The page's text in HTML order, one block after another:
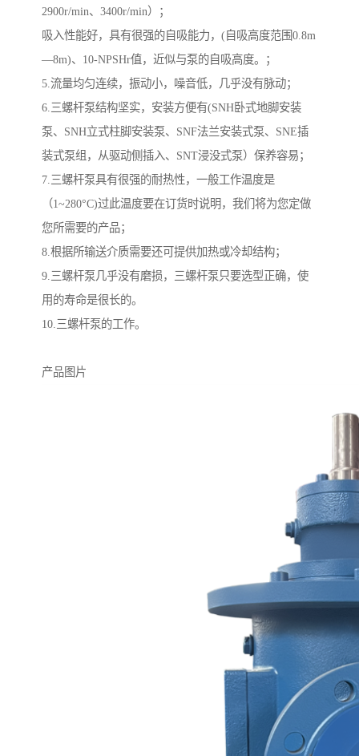
2900r/min、3400r/min）；
吸入性能好，具有很强的自吸能力，(自吸高度范围0.8m
—8m)、10-NPSHr值，近似与泵的自吸高度。；
5.流量均匀连续，振动小，噪音低，几乎没有脉动；
6.三螺杆泵结构坚实，安装方便有(SNH卧式地脚安装
泵、SNH立式柱脚安装泵、SNF法兰安装式泵、SNE插
装式泵组，从驱动侧插入、SNT浸没式泵）保养容易；
7.三螺杆泵具有很强的耐热性，一般工作温度是
（1~280°C)过此温度要在订货时说明，我们将为您定做
您所需要的产品；
8.根据所输送介质需要还可提供加热或冷却结构；
9.三螺杆泵几乎没有磨损，三螺杆泵只要选型正确，使
用的寿命是很长的。
10.三螺杆泵的工作。
产品图片